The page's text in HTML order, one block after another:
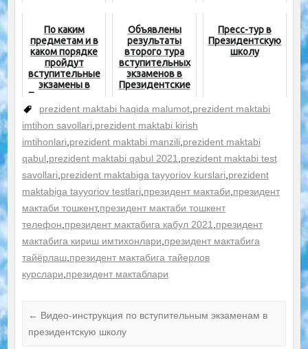
По каким
предметам и в
каком порядке
пройдут
вступительные
экзамены в
Президентские
школы в этом
году?
Объявлены
результаты
второго тура
вступительных
экзаменов в
Президентские
Пресс-тур в
Президентскую
школу
prezident maktabi haqida malumot, prezident maktabi
imtihon savollari prezident maktabi kirish
imtihonlari prezident maktabi manzili prezident maktabi
qabul prezident maktabi qabul 2021 prezident maktabi test
savollari prezident maktabiga tayyoriov kurslari prezident
maktabiga tayyoriov testlari президент мактаби президент
мактаби тошкент,президент мактаби тошкент
телефон президент мактабига кабул 2021 президент
мактабига кириш имтихонлари президент мактабига
тайёрлаш, президент мактабига тайерлов
курслари президент мактаблари
← Видео-инструкция по вступительным экзаменам в
президентскую школу